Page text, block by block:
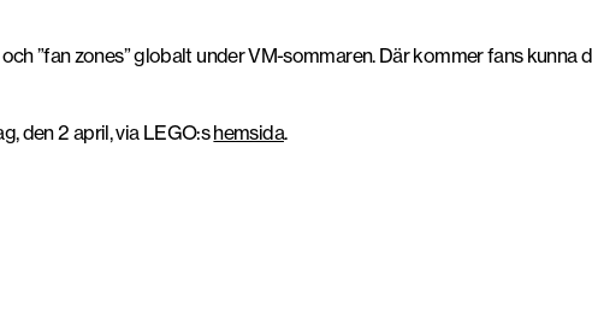
”fan zones” globalt under VM-sommaren. Där kommer fans kunna
den 2 april, via LEGO:shemsida.